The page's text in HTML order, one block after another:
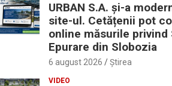
URBAN S.A. și-a
site-ul. Cetățenii pot
online măsurile privind
Epurare din Slobozia
6 august 2026 Ştirea
VIDEO